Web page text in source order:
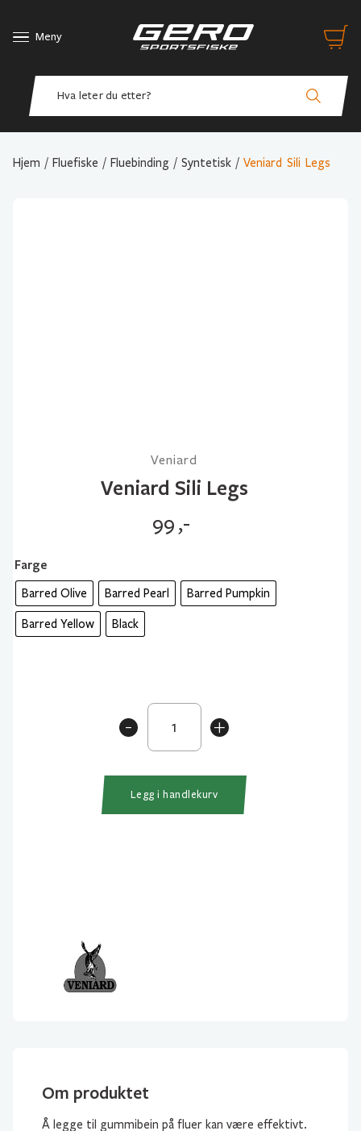
Meny
Hjem / Fluefiske / Fluebinding / Syntetisk / Veniard Sili Legs
Veniard
Veniard Sili Legs
99,-
Farge
Barred Olive Barred Pearl Barred Pumpkin
Barred Yellow Black
+
Veniard
Sili
Legs
-
Legg i handlekurv
Om produktet
Å legge til gummibein på fluer kan være effektivt.